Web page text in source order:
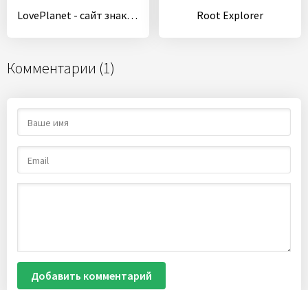
LovePlanet - сайт знакомств Root Explorer
Комментарии (1)
Добавить комментарий